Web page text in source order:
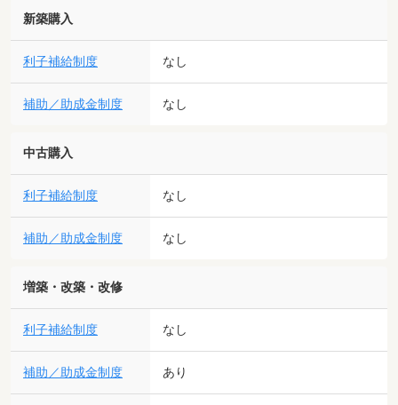
新築購入
利子補給制度 なし
補助／助成金制度 なし
中古購入
利子補給制度 なし
補助／助成金制度 なし
増築・改築・改修
利子補給制度 なし
補助／助成金制度 あり